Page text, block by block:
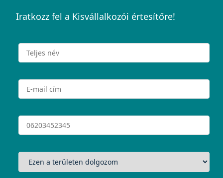
Iratkozz fel a Kisvállalkozói értesítőre!